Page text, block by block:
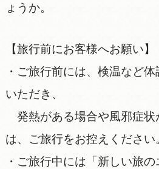
ょうか。
【旅行前にお客様へお願い】
・ご旅行前には、検温など
いただき、
発熱がある場合や風邪症状
は、ご旅行をお控えください
・ご旅行中には「新しい旅